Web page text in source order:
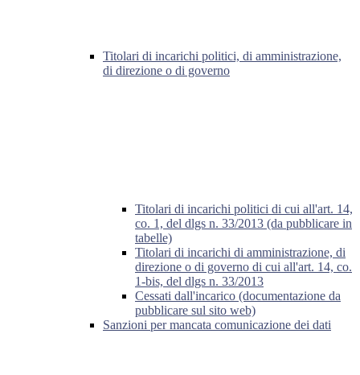
Titolari di incarichi politici, di amministrazione,
di direzione o di governo
Titolari di incarichi politici di cui all'art. 14,
co. 1, del dlgs n. 33/2013 (da pubblicare in
tabelle)
Titolari di incarichi di amministrazione, di
direzione o di governo di cui all'art. 14, co.
1-bis, del dlgs n. 33/2013
Cessati dall'incarico (documentazione da
pubblicare sul sito web)
Sanzioni per mancata comunicazione dei dati